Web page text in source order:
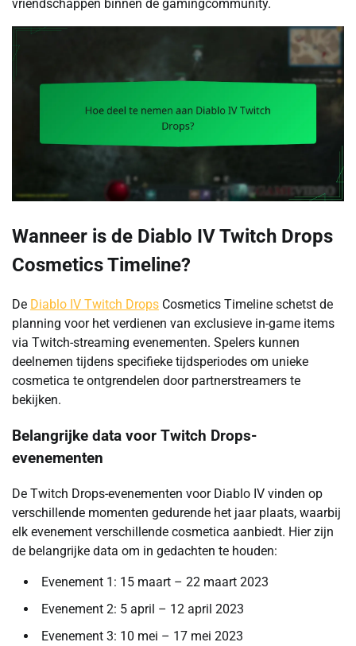
vriendschappen binnen de gamingcommunity.
Wanneer is de Diablo IV Twitch Drops
Cosmetics Timeline?
De Diablo IV Twitch Drops Cosmetics Timeline schetst de
planning voor het verdienen van exclusieve in-game items
via Twitch-streaming evenementen. Spelers kunnen
deelnemen tijdens specifieke tijdsperiodes om unieke
cosmetica te ontgrendelen door partnerstreamers te
bekijken.
Belangrijke data voor Twitch Drops-
evenementen
De Twitch Drops-evenementen voor Diablo IV vinden op
verschillende momenten gedurende het jaar plaats, waarbij
elk evenement verschillende cosmetica aanbiedt. Hier zijn
de belangrijke data om in gedachten te houden:
Evenement 1: 15 maart – 22 maart 2023
Evenement 2: 5 april – 12 april 2023
Evenement 3: 10 mei – 17 mei 2023